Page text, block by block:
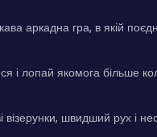
аркадна гра, в якій
і лопай якомога більше
швидший рух і